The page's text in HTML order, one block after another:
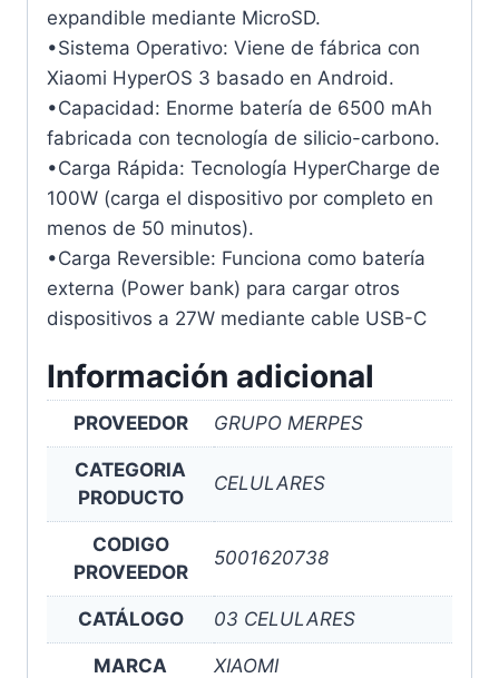
expandible mediante MicroSD.
•Sistema Operativo: Viene de fábrica con
Xiaomi HyperOS 3 basado en Android.
•Capacidad: Enorme batería de 6500 mAh
fabricada con tecnología de silicio-carbono.
•Carga Rápida: Tecnología HyperCharge de
100W (carga el dispositivo por completo en
menos de 50 minutos).
•Carga Reversible: Funciona como batería
externa (Power bank) para cargar otros
dispositivos a 27W mediante cable USB-C
Información adicional
PROVEEDOR GRUPO MERPES
CATEGORIA
PRODUCTO
CELULARES
CODIGO
PROVEEDOR
5001620738
CATÁLOGO 03 CELULARES
MARCA XIAOMI